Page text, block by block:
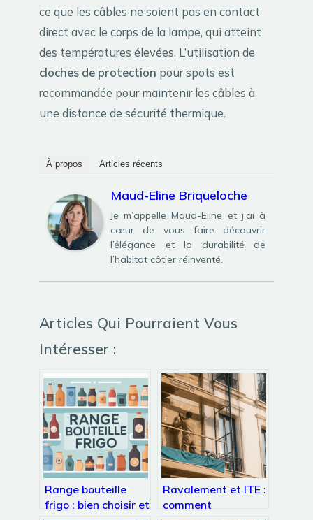
ce que les câbles ne soient pas en contact
direct avec le corps de la lampe, qui atteint
des températures élevées. L’utilisation de
cloches de protection pour spots est
recommandée pour maintenir les câbles à
une distance de sécurité thermique.
À propos Articles récents
Maud-Eline Briqueloche
Je m’appelle Maud-Eline et j’ai à
cœur de vous faire découvrir
l’élégance et la durabilité de
l’habitat côtier réinventé.
Articles Qui Pourraient Vous
Intéresser :
Range bouteille
frigo : bien choisir et
Ravalement et ITE :
comment